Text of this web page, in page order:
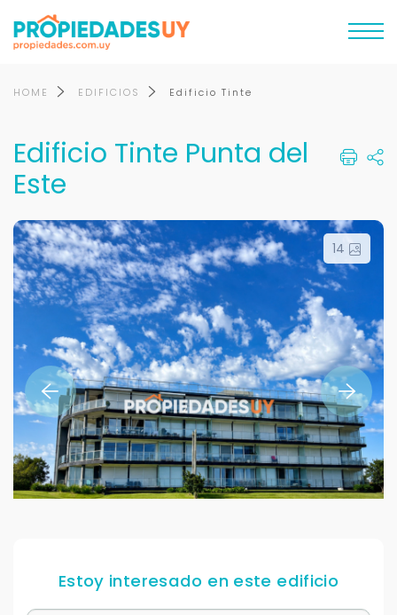
HOME EDIFICIOS Edificio Tinte
Edificio Tinte Punta del
Este
14
Estoy interesado en este edificio